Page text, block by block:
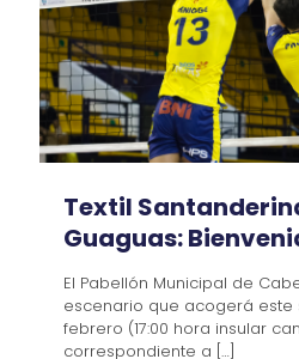
Textil
Guaguas:
El Pabellón Municipal de
escenario que acogerá este
febrero (17:00 hora insular
correspondiente a […]